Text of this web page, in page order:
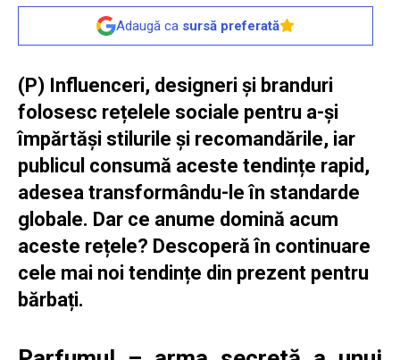
Adaugă ca sursă preferată
(P) Influenceri, designeri și branduri
folosesc rețelele sociale pentru a-și
împărtăși stilurile și recomandările, iar
publicul consumă aceste tendințe rapid,
adesea transformându-le în standarde
globale. Dar ce anume domină acum
aceste rețele? Descoperă în continuare
cele mai noi tendințe din prezent pentru
bărbați.